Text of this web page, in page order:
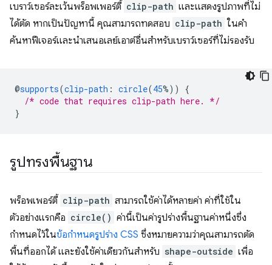
เบราว์เซอร์ละเว้นพร็อพเพอร์ตี้ clip-path และแสดงรูปภาพที่ไม่
ได้ตัด หากเป็นปัญหานี้ คุณสามารถทดสอบ clip-path ในคำ
ค้นหาฟีเจอร์และนำเสนอเลย์เอาต์อื่นสำหรับเบราว์เซอร์ที่ไม่รองรับ
@supports(clip-path : circle(45%))
{
/* code that requires clip-path here. */
}
รูปทรงพื้นฐาน
พร็อพเพอร์ตี้ clip-path สามารถใช้ค่าได้หลายค่า ค่าที่ใช้ใน
ตัวอย่างแรกคือ circle() ค่านี้เป็นค่ารูปร่างพื้นฐานค่าหนึ่งซึ่ง
กำหนดไว้ในข้อกำหนดรูปร่าง CSS ซึ่งหมายความว่าคุณสามารถตัด
พื้นที่ออกได้ และยังใช้ค่าเดียวกันสำหรับ shape-outside เพื่อ